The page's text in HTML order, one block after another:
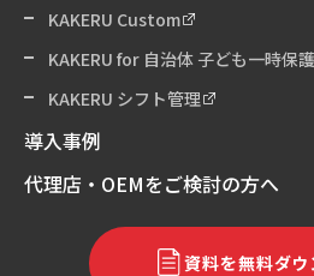
KAKERU Custom
KAKERU for 自治体 子ども一時保
KAKERU シフト管理
導入事例
代理店・OEMをご検討の方へ
資料を無料ダウ